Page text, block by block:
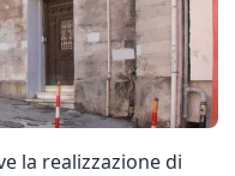
la realizzazione di